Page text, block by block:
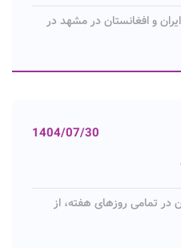
و افغانستان در مشهد در
1404/07/30
در تمامی روزهای هفته، از